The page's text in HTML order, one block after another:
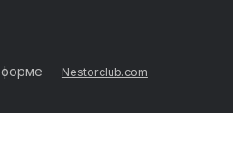
Nestorclub.com